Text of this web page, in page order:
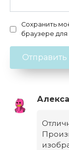
Сохранить
браузере